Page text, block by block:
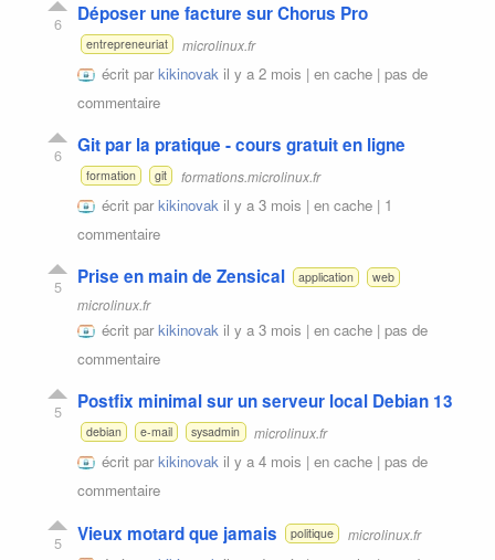
6 Déposer une facture sur Chorus Pro
entrepreneuriat microlinux.fr
écrit parkikinovak il y a 2 mois | en cache | pas de
commentaire
6 Git par la pratique - cours gratuit en ligne
formation git formations.microlinux.fr
écrit parkikinovak il y a 3 mois | en cache | 1
commentaire
5 Prise en main de Zensical application web
microlinux.fr
écrit parkikinovak il y a 3 mois | en cache | pas de
commentaire
5 Postfix minimal sur un serveur local Debian 13
debian e-mail sysadmin microlinux.fr
écrit parkikinovak il y a 4 mois | en cache | pas de
commentaire
5 Vieux motard que jamais politique microlinux.fr